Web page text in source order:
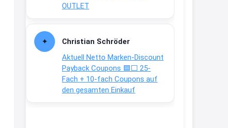
OUTLET
Christian Schröder
Aktuell Netto Marken-Discount
Payback Coupons 🟦⬜ 25-
Fach + 10-fach Coupons auf
den gesamten Einkauf
Gratis personalisierte 7-Tage
Ration Micronährstoffe/ Vitamine
↩
Joachim